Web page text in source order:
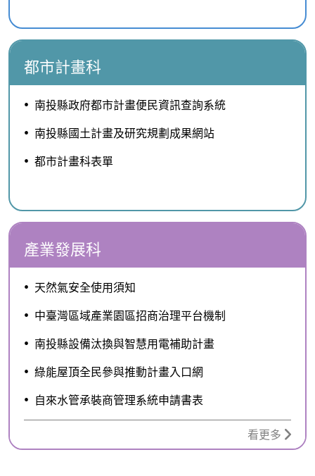
都市計畫科
南投縣政府都市計畫便民資訊查詢系統
南投縣國土計畫及研究規劃成果網站
都市計畫科表單
產業發展科
天然氣安全使用須知
中臺灣區域產業園區招商治理平台機制
南投縣設備汰換與智慧用電補助計畫
綠能屋頂全民參與推動計畫入口網
自來水管承裝商管理系統申請書表
看更多